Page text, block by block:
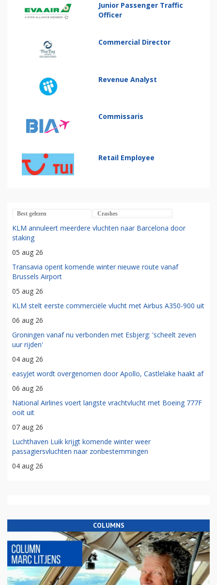
Junior Passenger Traffic
Officer
Commercial Director
Revenue Analyst
Commissaris
Retail Employee
Best gelezen Crashes
KLM annuleert meerdere vluchten naar Barcelona door
staking
05 aug 26
Transavia opent komende winter nieuwe route vanaf
Brussels Airport
05 aug 26
KLM stelt eerste commerciële vlucht met Airbus A350-900 uit
06 aug 26
Groningen vanaf nu verbonden met Esbjerg: 'scheelt zeven
uur rijden'
04 aug 26
easyJet wordt overgenomen door Apollo, Castlelake haakt af
06 aug 26
National Airlines voert langste vrachtvlucht met Boeing 777F
ooit uit
07 aug 26
Luchthaven Luik krijgt komende winter weer
passagiersvluchten naar zonbestemmingen
04 aug 26
COLUMNS